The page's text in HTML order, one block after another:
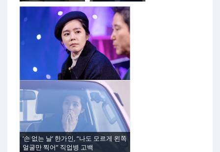
‘손 없는 날’ 한가인, “나도 모르게 왼쪽
얼굴만 찍어” 직업병 고백